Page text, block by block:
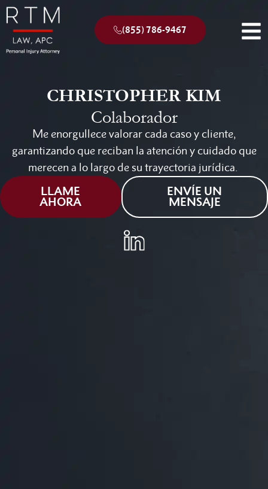
(855) 786-9467
CHRISTOPHER KIM
Colaborador
Me enorgullece valorar cada caso y cliente,
garantizando que reciban la atención y cuidado que
merecen a lo largo de su trayectoria jurídica.
LLAME
AHORA
ENVÍE UN
MENSAJE